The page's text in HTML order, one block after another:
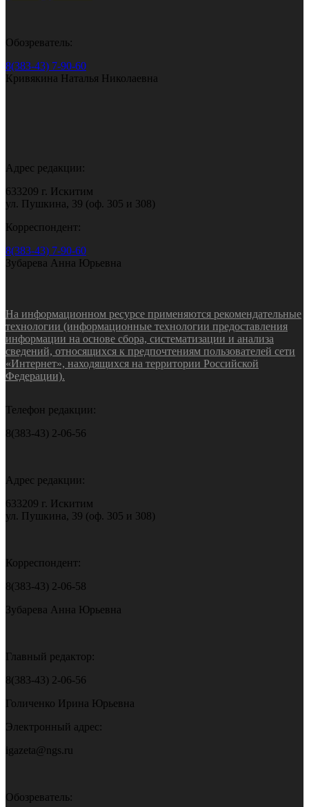
Обозреватель:
8(383-43) 7-90-60
Кривякина Наталья Николаевна
Адрес редакции:
633209 г. Искитим
ул. Пушкина, 39 (оф. 305 и 308)
Корреспондент:
8(383-43) 7-90-60
Зубарева Анна Юрьевна
На информационном ресурсе применяются рекомендательные
технологии (информационные технологии предоставления
информации на основе сбора, систематизации и анализа
сведений, относящихся к предпочтениям пользователей сети
«Интернет», находящихся на территории Российской
Федерации).
Телефон редакции:
8(383-43) 2-06-56
Адрес редакции:
633209 г. Искитим
ул. Пушкина, 39 (оф. 305 и 308)
Корреспондент:
8(383-43) 2-06-58
Зубарева Анна Юрьевна
Главный редактор:
8(383-43) 2-06-56
Голиченко Ирина Юрьевна
Электронный адрес:
igazeta@ngs.ru
Обозреватель: